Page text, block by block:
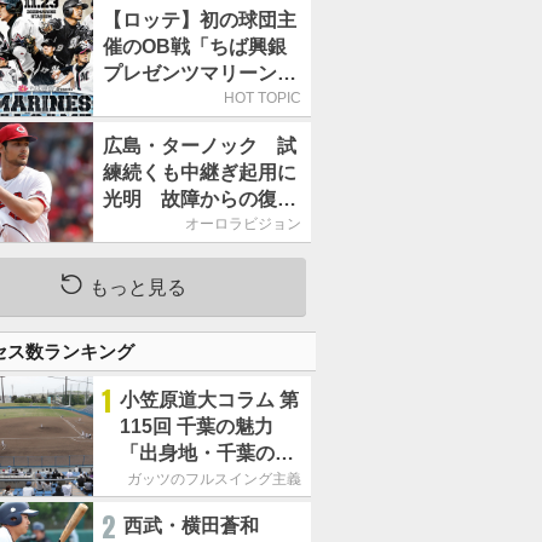
日／初日はビール半額
デー
【ロッテ】初の球団主
催のOB戦「ちば興銀
プレゼンツマリーンズ
スペシャルゲーム
催
HOT TOPIC
広島・ターノック 試
練続くも中継ぎ起用に
光明 故障からの復帰
期す／助っ人前半戦通
オーロラビジョン
もっと見る
ス数ランキング
1 小笠原道大コラム 第
115回 千葉の魅力
「出身地・千葉の話
の続き。昔から野球
す」
ガッツのフルスイング主義
2 西武・横田蒼和